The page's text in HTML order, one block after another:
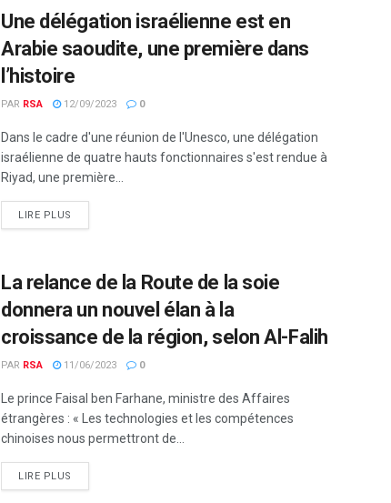
Une délégation israélienne est en
Arabie saoudite, une première dans
l’histoire
PAR RSA 12/09/2023 0
Dans le cadre d'une réunion de l'Unesco, une délégation
israélienne de quatre hauts fonctionnaires s'est rendue à
Riyad, une première...
LIRE PLUS
La relance de la Route de la soie
donnera un nouvel élan à la
croissance de la région, selon Al-Falih
PAR RSA 11/06/2023 0
Le prince Faisal ben Farhane, ministre des Affaires
étrangères : « Les technologies et les compétences
chinoises nous permettront de...
LIRE PLUS